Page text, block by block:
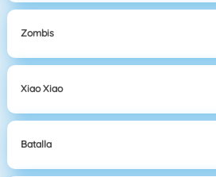
Zombis
Xiao Xiao
Batalla